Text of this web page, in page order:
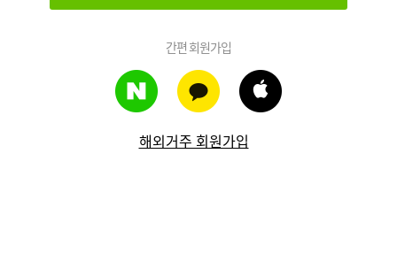
간편 회원가입
해외거주 회원가입